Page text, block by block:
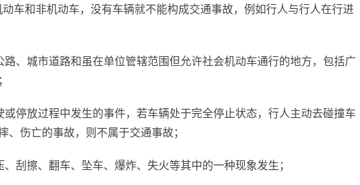
车和非机动车，没有车辆就不能构成交通事故，例如行人与行人在行进
、城市道路和虽在单位管辖范围但允许社会机动车通行的地方，包括广
停放过程中发生的事件，若车辆处于完全停止状态，行人主动去碰撞车
伤亡的事故，则不属于交通事故；
刮擦、翻车、坠车、爆炸、失火等其中的一种现象发生；